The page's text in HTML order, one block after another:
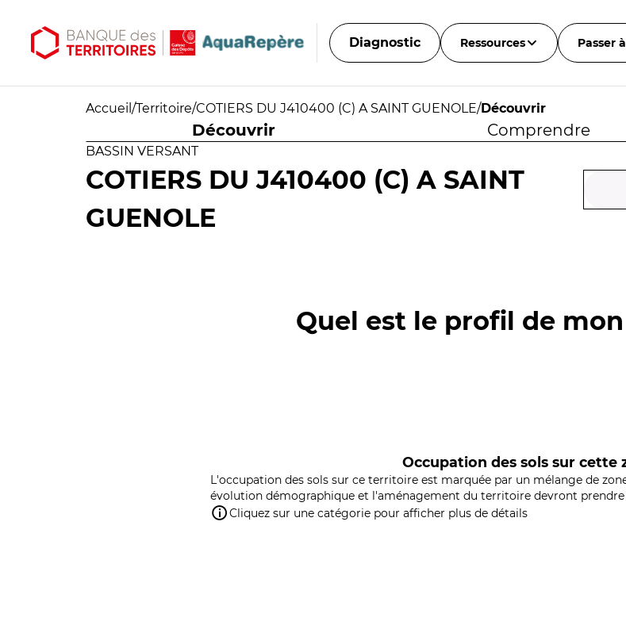
Diagnostic Ressources Passer
Accueil /Territoire/COTIERS DU J410400 (C) A SAINT GUENOLE/Découvrir
Découvrir Comprendre
BASSIN VERSANT
COTIERS DU J410400 (C) A SAINT
GUENOLE
Quel est le profil de
Occupation des sols sur cette
L'occupation des sols sur ce territoire est marquée par un mélange de
évolution démographique et l'aménagement du territoire devront prendre
Cliquez sur une catégorie pour afficher plus de détails